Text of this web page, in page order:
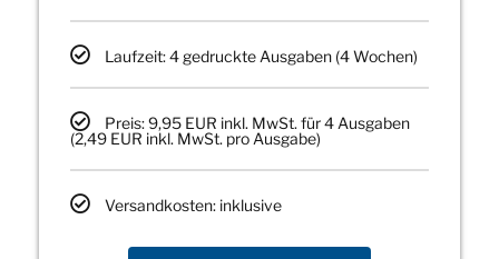
Laufzeit: 4 gedruckte Ausgaben (4 Wochen)
Preis: 9,95 EUR inkl. MwSt. für 4 Ausgaben
(2,49 EUR inkl. MwSt. pro Ausgabe)
Versandkosten: inklusive